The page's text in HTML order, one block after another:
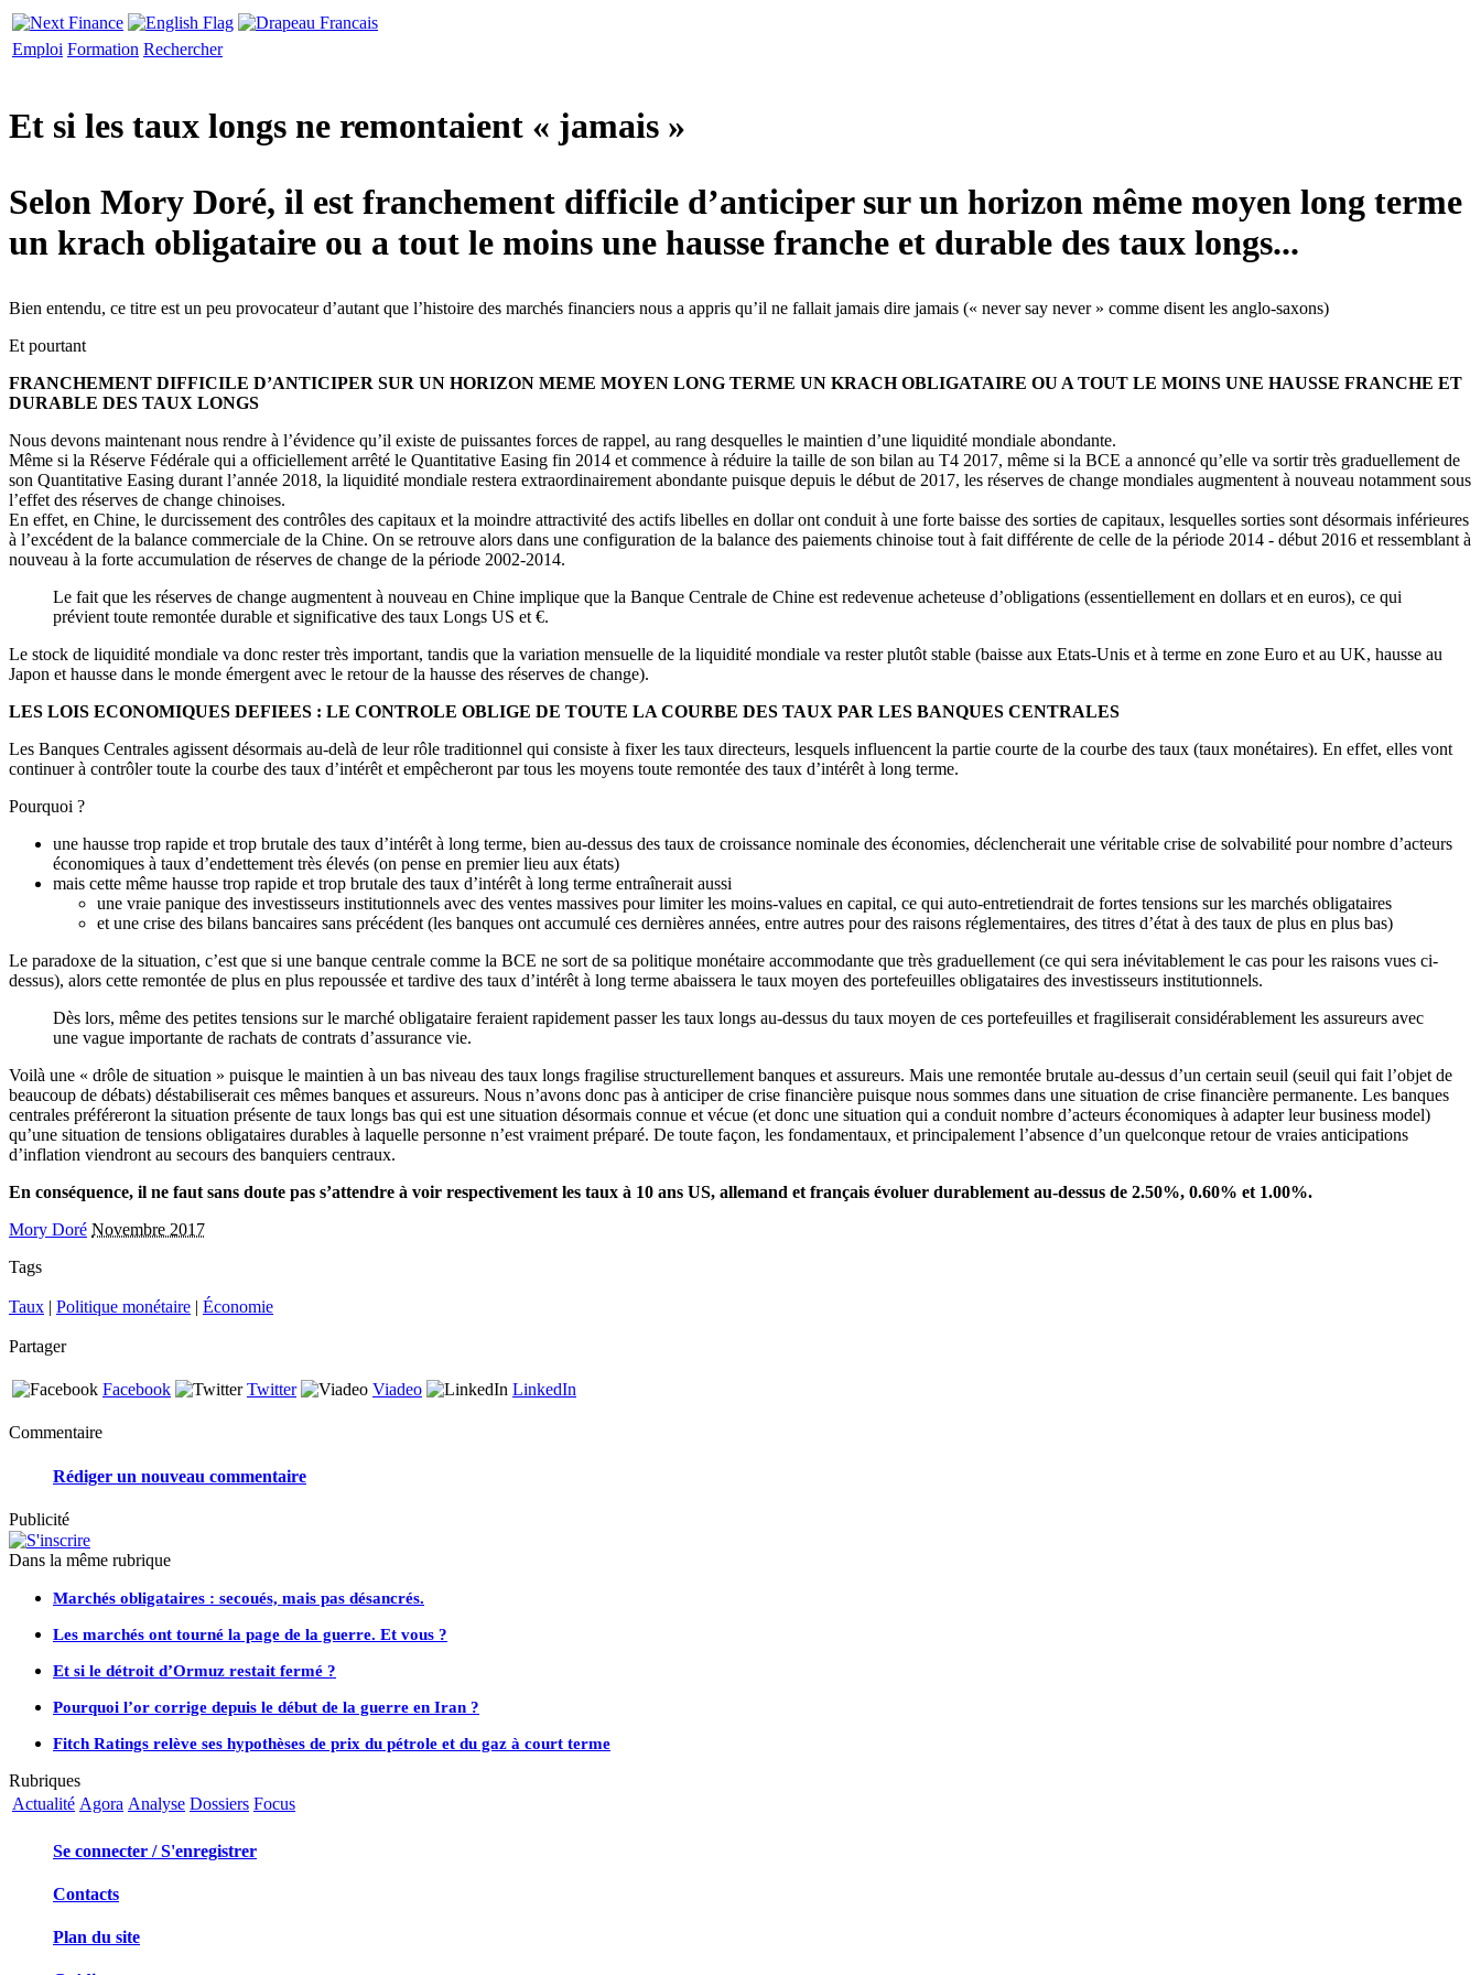
Emploi Formation Rechercher
Et si les taux longs ne remontaient « jamais »
Selon Mory Doré, il est franchement difficile d’anticiper sur un horizon même moyen long terme
un krach obligataire ou a tout le moins une hausse franche et durable des taux longs...
Bien entendu, ce titre est un peu provocateur d’autant que l’histoire des marchés financiers nous a appris qu’il ne fallait jamais dire jamais (« never say never » comme disent les anglo-saxons)
Et pourtant
FRANCHEMENT DIFFICILE D’ANTICIPER SUR UN HORIZON MEME MOYEN LONG TERME UN KRACH OBLIGATAIRE OU A TOUT LE MOINS UNE HAUSSE FRANCHE ET
DURABLE DES TAUX LONGS
Nous devons maintenant nous rendre à l’évidence qu’il existe de puissantes forces de rappel, au rang desquelles le maintien d’une liquidité mondiale abondante.
Même si la Réserve Fédérale qui a officiellement arrêté le Quantitative Easing fin 2014 et commence à réduire la taille de son bilan au T4 2017, même si la BCE a annoncé qu’elle va sortir très graduellement de
son Quantitative Easing durant l’année 2018, la liquidité mondiale restera extraordinairement abondante puisque depuis le début de 2017, les réserves de change mondiales augmentent à nouveau notamment sous
l’effet des réserves de change chinoises.
En effet, en Chine, le durcissement des contrôles des capitaux et la moindre attractivité des actifs libelles en dollar ont conduit à une forte baisse des sorties de capitaux, lesquelles sorties sont désormais inférieures
à l’excédent de la balance commerciale de la Chine. On se retrouve alors dans une configuration de la balance des paiements chinoise tout à fait différente de celle de la période 2014 - début 2016 et ressemblant à
nouveau à la forte accumulation de réserves de change de la période 2002-2014.
Le fait que les réserves de change augmentent à nouveau en Chine implique que la Banque Centrale de Chine est redevenue acheteuse d’obligations (essentiellement en dollars et en euros), ce qui
prévient toute remontée durable et significative des taux Longs US et €.
Le stock de liquidité mondiale va donc rester très important, tandis que la variation mensuelle de la liquidité mondiale va rester plutôt stable (baisse aux Etats-Unis et à terme en zone Euro et au UK, hausse au
Japon et hausse dans le monde émergent avec le retour de la hausse des réserves de change).
LES LOIS ECONOMIQUES DEFIEES : LE CONTROLE OBLIGE DE TOUTE LA COURBE DES TAUX PAR LES BANQUES CENTRALES
Les Banques Centrales agissent désormais au-delà de leur rôle traditionnel qui consiste à fixer les taux directeurs, lesquels influencent la partie courte de la courbe des taux (taux monétaires). En effet, elles vont
continuer à contrôler toute la courbe des taux d’intérêt et empêcheront par tous les moyens toute remontée des taux d’intérêt à long terme.
Pourquoi ?
une hausse trop rapide et trop brutale des taux d’intérêt à long terme, bien au-dessus des taux de croissance nominale des économies, déclencherait une véritable crise de solvabilité pour nombre d’acteurs
économiques à taux d’endettement très élevés (on pense en premier lieu aux états)
mais cette même hausse trop rapide et trop brutale des taux d’intérêt à long terme entraînerait aussi
une vraie panique des investisseurs institutionnels avec des ventes massives pour limiter les moins-values en capital, ce qui auto-entretiendrait de fortes tensions sur les marchés obligataires
et une crise des bilans bancaires sans précédent (les banques ont accumulé ces dernières années, entre autres pour des raisons réglementaires, des titres d’état à des taux de plus en plus bas)
Le paradoxe de la situation, c’est que si une banque centrale comme la BCE ne sort de sa politique monétaire accommodante que très graduellement (ce qui sera inévitablement le cas pour les raisons vues ci-
dessus), alors cette remontée de plus en plus repoussée et tardive des taux d’intérêt à long terme abaissera le taux moyen des portefeuilles obligataires des investisseurs institutionnels.
Dès lors, même des petites tensions sur le marché obligataire feraient rapidement passer les taux longs au-dessus du taux moyen de ces portefeuilles et fragiliserait considérablement les assureurs avec
une vague importante de rachats de contrats d’assurance vie.
Voilà une « drôle de situation » puisque le maintien à un bas niveau des taux longs fragilise structurellement banques et assureurs. Mais une remontée brutale au-dessus d’un certain seuil (seuil qui fait l’objet de
beaucoup de débats) déstabiliserait ces mêmes banques et assureurs. Nous n’avons donc pas à anticiper de crise financière puisque nous sommes dans une situation de crise financière permanente. Les banques
centrales préféreront la situation présente de taux longs bas qui est une situation désormais connue et vécue (et donc une situation qui a conduit nombre d’acteurs économiques à adapter leur business model)
qu’une situation de tensions obligataires durables à laquelle personne n’est vraiment préparé. De toute façon, les fondamentaux, et principalement l’absence d’un quelconque retour de vraies anticipations
d’inflation viendront au secours des banquiers centraux.
En conséquence, il ne faut sans doute pas s’attendre à voir respectivement les taux à 10 ans US, allemand et français évoluer durablement au-dessus de 2.50%, 0.60% et 1.00%.
Mory Doré Novembre 2017
Tags
Taux | Politique monétaire | Économie
Partager
Facebook Twitter Viadeo LinkedIn
Commentaire
Rédiger un nouveau commentaire
Publicité
Dans la même rubrique
Marchés obligataires : secoués, mais pas désancrés.
Les marchés ont tourné la page de la guerre. Et vous ?
Et si le détroit d’Ormuz restait fermé ?
Pourquoi l’or corrige depuis le début de la guerre en Iran ?
Fitch Ratings relève ses hypothèses de prix du pétrole et du gaz à court terme
Rubriques
Actualité Agora Analyse Dossiers Focus
Se connecter / S'enregistrer
Contacts
Plan du site